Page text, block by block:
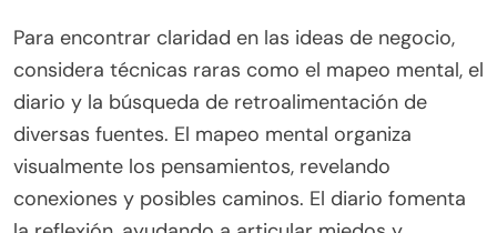
Para encontrar claridad en las ideas de negocio,
considera técnicas raras como el mapeo mental, el
diario y la búsqueda de retroalimentación de
diversas fuentes. El mapeo mental organiza
visualmente los pensamientos, revelando
conexiones y posibles caminos. El diario fomenta